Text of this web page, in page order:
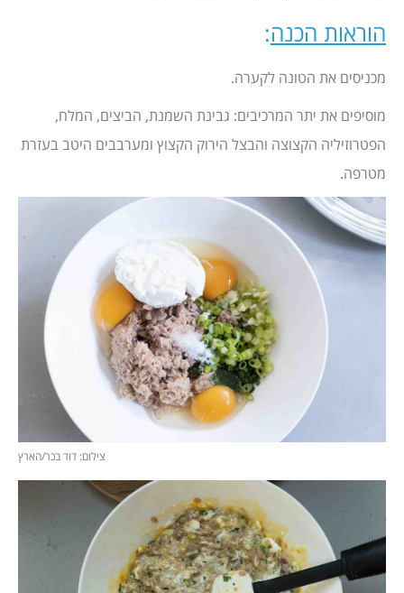
הוראות הכנה:
מכניסים את הטונה לקערה.
מוסיפים את יתר המרכיבים: גבינת השמנת, הביצים, המלח,
הפטרוזיליה הקצוצה והבצל הירוק הקצוץ ומערבבים היטב בעזרת
מטרפה.
צילום: דוד בכר/הארץ